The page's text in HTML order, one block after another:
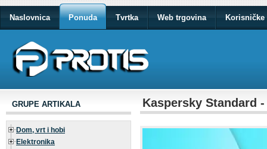
Naslovnica Ponuda Tvrtka Web trgovina Korisničke
GRUPE ARTIKALA
Dom, vrt i hobi
Elektronika
Kaspersky Standard